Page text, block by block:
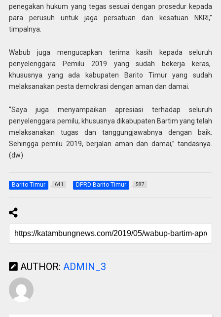
penegakan hukum yang tegas sesuai dengan prosedur kepada
para perusuh untuk jaga persatuan dan kesatuan NKRI,”
timpalnya.
Wabub juga mengucapkan terima kasih kepada seluruh
penyelenggara Pemilu 2019 yang sudah bekerja keras,
khususnya yang ada kabupaten Barito Timur yang sudah
melaksanakan pesta demokrasi dengan aman dan damai.
“Saya juga menyampaikan apresiasi terhadap seluruh
penyelenggara pemilu, khususnya dikabupaten Bartim yang telah
melaksanakan tugas dan tanggungjawabnya dengan baik.
Sehingga pemilu 2019, berjalan aman dan damai,” tandasnya.
(dw)
Barito Timur 641 DPRD Barito Timur 587
AUTHOR: ADMIN_3